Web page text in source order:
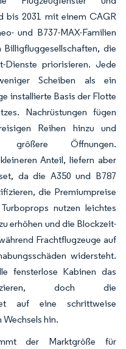
bis 2031 mit einem CAGR
und B737-MAX-Familien
die
Dienste priorisieren. Jede
Scheiben als ein
installierte Basis der Flotte
Nachrüstungen fügen
Reihen hinzu und
Öffnungen.
Anteil, liefern aber
da die A350 und B787
die Premiumpreise
nutzen leichtes
erhöhen und die Blockzeit-
Frachtflugzeuge auf
widersteht.
fensterlose Kabinen das
doch die
auf eine schrittweise
hin.
der Marktgröße für